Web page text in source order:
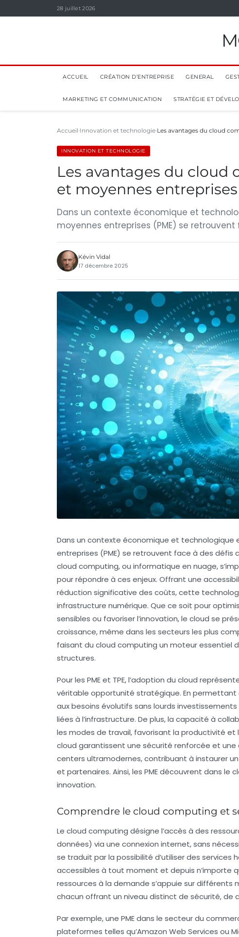
28 juillet 2026
ACCUEIL CRÉATION D’ENTREPRISE GENERAL
MARKETING ET COMMUNICATION STRATÉGIE ET
Accueil Innovation et technologie Les avantages du cloud
INNOVATION ET TECHNOLOGIE
Les avantages du
et moyennes entreprises
Dans un contexte économique et
moyennes entreprises (PME) se retrouvent
Kévin Vidal
17 décembre 2025
Dans un contexte économique et
entreprises (PME) se retrouvent face à des
cloud computing, ou informatique en nuage,
pour répondre à ces enjeux. Offrant une
réduction significative des coûts, cette
infrastructure numérique. Que ce soit pour
sensibles ou favoriser l’innovation, le cloud se
croissance, même dans les secteurs les plus
faisant du cloud computing un moteur essentiel
structures.
Pour les PME et TPE, l’adoption du cloud
véritable opportunité stratégique. En
aux besoins évolutifs sans lourds
liées à l’infrastructure. De plus, la capacité à
les modes de travail, favorisant la productivité et
cloud garantissent une sécurité renforcée et
centers ultramodernes, contribuant à instaurer
et partenaires. Ainsi, les PME découvrent dans le
innovation.
Comprendre le cloud computing et
Le cloud computing désigne l’accès à des
données) via une connexion internet, sans
se traduit par la possibilité d’utiliser des
accessibles à tout moment et depuis n’importe
ressources à la demande s’appuie sur différents
chacun offrant un niveau distinct de sécurité, de
Par exemple, une PME dans le secteur du
plateformes telles qu’Amazon Web Services ou